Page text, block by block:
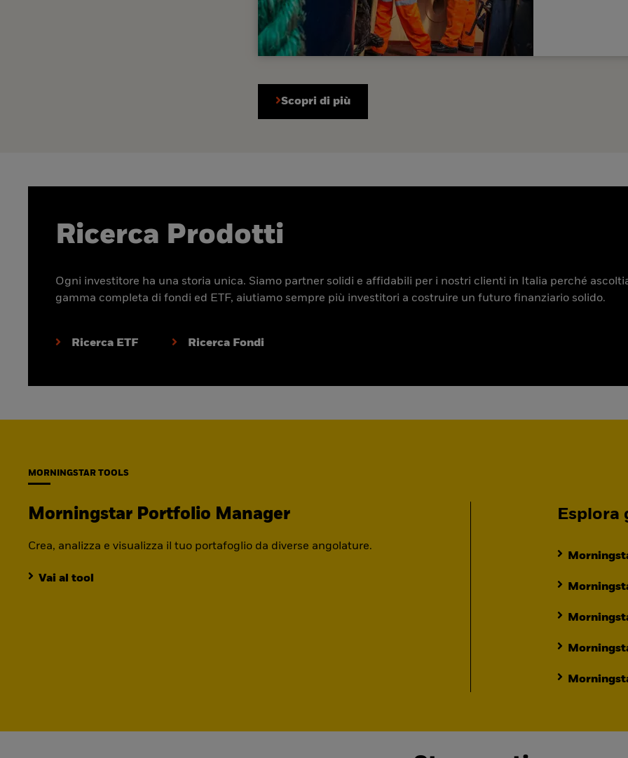
Scopri di più
Ricerca Prodotti
Ogni investitore ha una storia unica. Siamo partner solidi e affidabili per i nostri clienti in Italia perché
gamma completa di fondi ed ETF, aiutiamo sempre più investitori a costruire un futuro finanziario solido.
Ricerca ETF Ricerca Fondi
MORNINGSTAR TOOLS
Morningstar Portfolio Manager
Crea, analizza e visualizza il tuo portafoglio da diverse angolature.
Vai al tool
Esplora